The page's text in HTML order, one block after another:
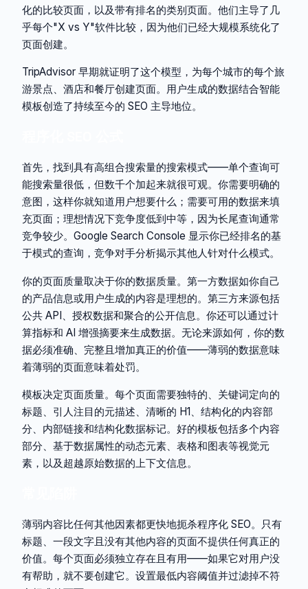
化的比较页面，以及带有排名的类别页面。他们主导了几
乎每个"X vs Y"软件比较，因为他们已经大规模系统化了
页面创建。
TripAdvisor 早期就证明了这个模型，为每个城市的每个旅
游景点、酒店和餐厅创建页面。用户生成的数据结合智能
模板创造了持续至今的 SEO 主导地位。
首先，找到具有高组合搜索量的搜索模式——单个查询可
能搜索量很低，但数千个加起来就很可观。你需要明确的
意图，这样你就知道用户想要什么；需要可用的数据来填
充页面；理想情况下竞争度低到中等，因为长尾查询通常
竞争较少。Google Search Console 显示你已经排名的基
于模式的查询，竞争对手分析揭示其他人针对什么模式。
你的页面质量取决于你的数据质量。第一方数据如你自己
的产品信息或用户生成的内容是理想的。第三方来源包括
公共 API、授权数据和聚合的公开信息。你还可以通过计
算指标和 AI 增强摘要来生成数据。无论来源如何，你的数
据必须准确、完整且增加真正的价值——薄弱的数据意味
着薄弱的页面意味着处罚。
模板决定页面质量。每个页面需要独特的、关键词定向的
标题、引人注目的元描述、清晰的 H1、结构化的内容部
分、内部链接和结构化数据标记。好的模板包括多个内容
部分、基于数据属性的动态元素、表格和图表等视觉元
素，以及超越原始数据的上下文信息。
薄弱内容比任何其他因素都更快地扼杀程序化 SEO。只有
标题、一段文字且没有其他内容的页面不提供任何真正的
价值。每个页面必须独立存在且有用——如果它对用户没
有帮助，就不要创建它。设置最低内容阈值并过滤掉不符